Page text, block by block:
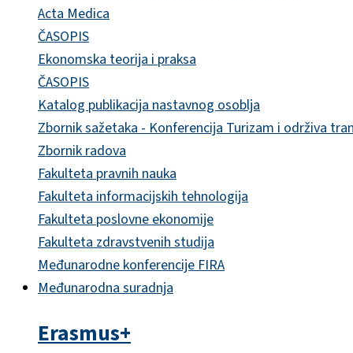
Acta Medica
ČASOPIS
Ekonomska teorija i praksa
ČASOPIS
Katalog publikacija nastavnog osoblja
Zbornik sažetaka - Konferencija Turizam i održiva
Zbornik radova
Fakulteta pravnih nauka
Fakulteta informacijskih tehnologija
Fakulteta poslovne ekonomije
Fakulteta zdravstvenih studija
Međunarodne konferencije FIRA
Međunarodna suradnja
Erasmus+